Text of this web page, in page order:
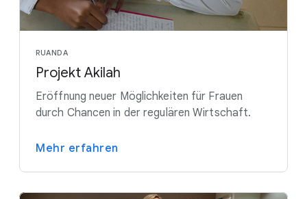
RUANDA
Projekt Akilah
Eröffnung neuer Möglichkeiten für Frauen
durch Chancen in der regulären Wirtschaft.
Mehr erfahren